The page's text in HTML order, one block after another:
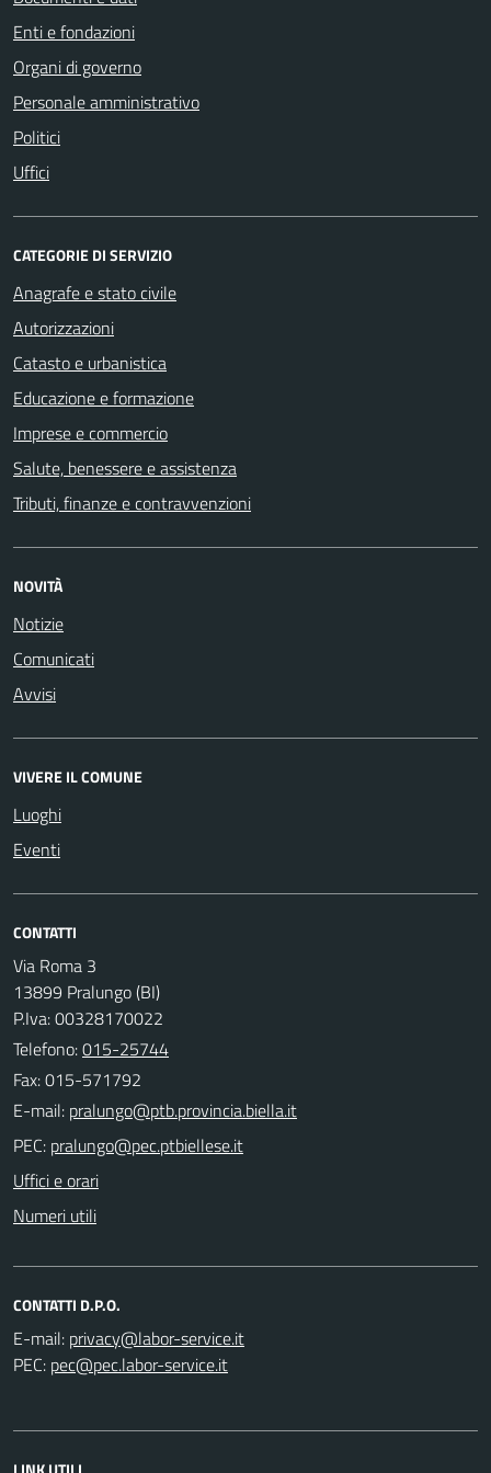
Enti e fondazioni
Organi di governo
Personale amministrativo
Politici
Uffici
CATEGORIE DI SERVIZIO
Anagrafe e stato civile
Autorizzazioni
Catasto e urbanistica
Educazione e formazione
Imprese e commercio
Salute, benessere e assistenza
Tributi, finanze e contravvenzioni
NOVITÀ
Notizie
Comunicati
Avvisi
VIVERE IL COMUNE
Luoghi
Eventi
CONTATTI
Via Roma 3
13899 Pralungo (BI)
P.Iva: 00328170022
Telefono:015-25744
Fax: 015-571792
E-mail:
PEC:
Uffici e orari
Numeri utili
CONTATTI D.P.O.
E-mail:
PEC: